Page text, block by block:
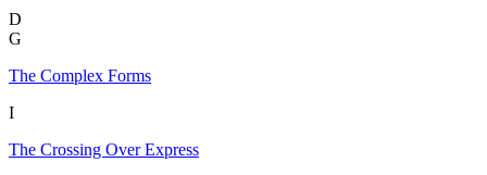
D
G
The Complex Forms
I
The Crossing Over Express